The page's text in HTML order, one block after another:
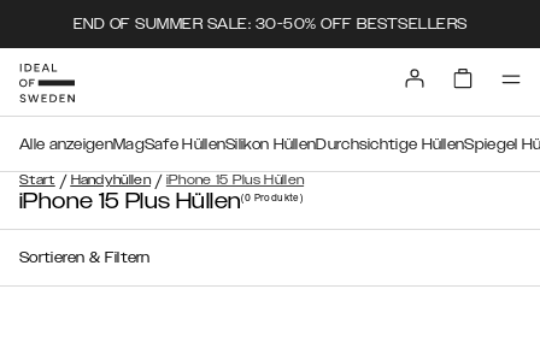
END OF SUMMER SALE: 30-50% OFF BESTSELLERS
Start / Handyhüllen / iPhone 15 Plus Hüllen
Alle anzeigenMagSafe HüllenSilikon HüllenDurchsichtige HüllenSpiegel
iPhone 15 Plus Hüllen(0 Produkte)
Sortieren & Filtern